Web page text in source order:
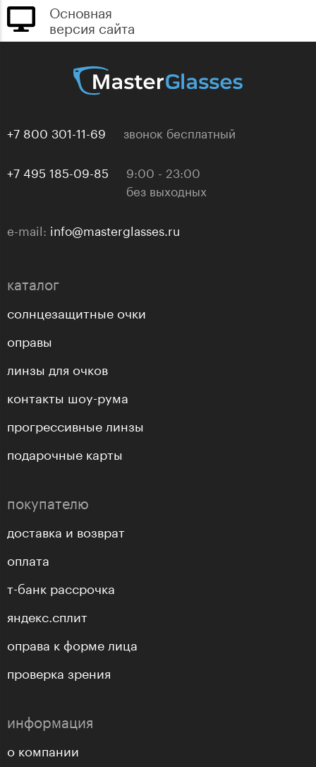
Основная
версия сайта
+7 800 301-11-69 звонок бесплатный
+7 495 185-09-85
9:00 - 23:00
без выходных
e-mail: info@masterglasses.ru
каталог
солнцезащитные очки
оправы
линзы для очков
контакты шоу-рума
прогрессивные линзы
подарочные карты
покупателю
доставка и возврат
оплата
т-банк рассрочка
яндекс.сплит
оправа к форме лица
проверка зрения
информация
о компании